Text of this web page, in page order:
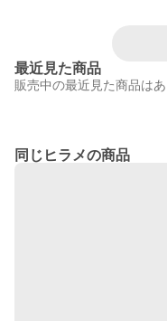
最近見た商品
販売中の最近見た商品はあ
同じヒラメの商品